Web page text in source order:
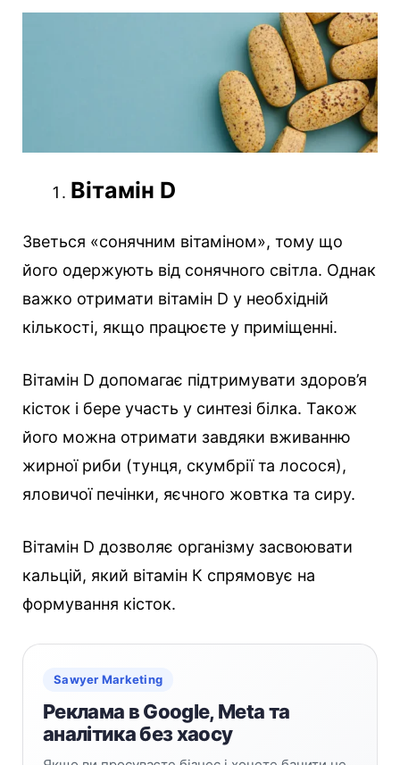
Вітамін D
Зветься «сонячним вітаміном», тому що
його одержують від сонячного світла. Однак
важко отримати вітамін D у необхідній
кількості, якщо працюєте у приміщенні.
Вітамін D допомагає підтримувати здоров’я
кісток і бере участь у синтезі білка. Також
його можна отримати завдяки вживанню
жирної риби (тунця, скумбрії та лосося),
яловичої печінки, яєчного жовтка та сиру.
Вітамін D дозволяє організму засвоювати
кальцій, який вітамін К спрямовує на
формування кісток.
Sawyer Marketing
Реклама в Google, Meta та
аналітика без хаосу